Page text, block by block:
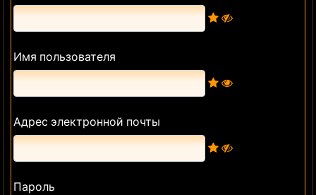
Имя пользователя
Адрес электронной почты
Пароль